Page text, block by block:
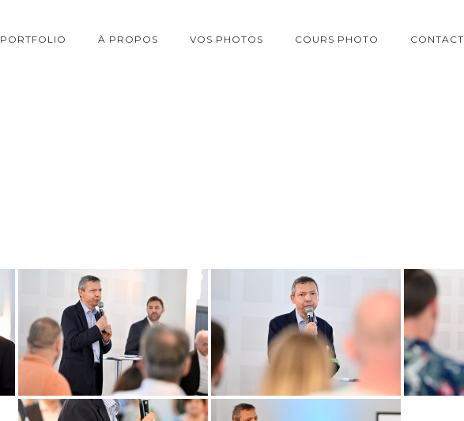
PORTFOLIO À PROPOS VOS PHOTOS COURS PHOTO CONTACT